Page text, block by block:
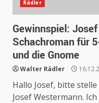
Rädler
Gewinnspiel:
Schachroman für
und die Gnome
Walter Rädler
Hallo Josef, bitte
Josef Westermann. Ich